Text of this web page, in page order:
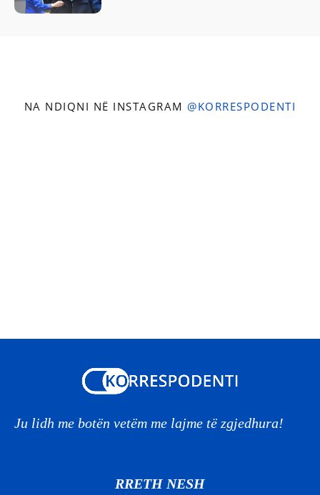
NA NDIQNI NË INSTAGRAM @KORRESPODENTI
Ju lidh me botën vetëm me lajme të zgjedhura!
RRETH NESH